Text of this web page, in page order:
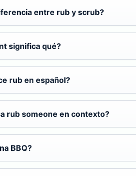
entre rub y scrub?
significa qué?
rub en español?
rub someone en contexto?
BBQ?